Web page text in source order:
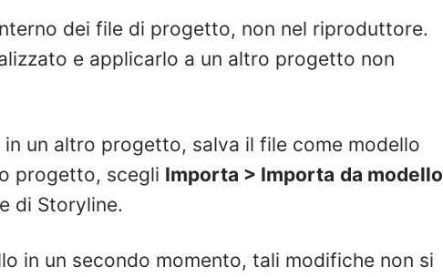
dei file di progetto, non nel riproduttore.
e applicarlo a un altro progetto non
un altro progetto, salva il file come modello
progetto, scegli Importa > Importa da modello
di Storyline.
in un secondo momento, tali modifiche non si